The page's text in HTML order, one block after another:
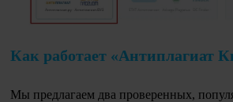
Как работает «Антиплагиат
Мы предлагаем два проверенных,